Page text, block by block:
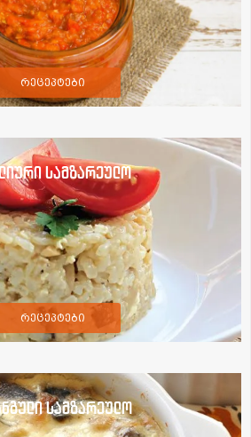
რეცეპტები
სამზარეულო
რეცეპტები
სამზარეულო